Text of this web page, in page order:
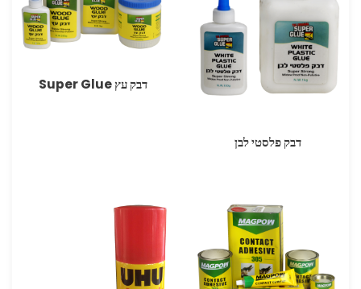
דבק פלסטי לבן
דבק עץ Super Glue